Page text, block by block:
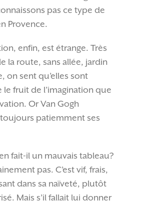
pas ce type de
Provence.
enfin, est étrange. Très
la route, sans allée, jardin
on sent qu’elles sont
le fruit de l’imagination que
Or Van Gogh
patiemment ses
fait-il un mauvais tableau?
pas. C’est vif, frais,
dans sa naïveté, plutôt
Mais s’il fallait lui donner